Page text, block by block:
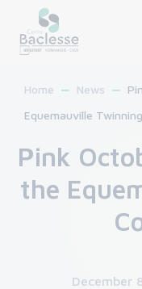
Home News
Equemauville
Pink
the
December